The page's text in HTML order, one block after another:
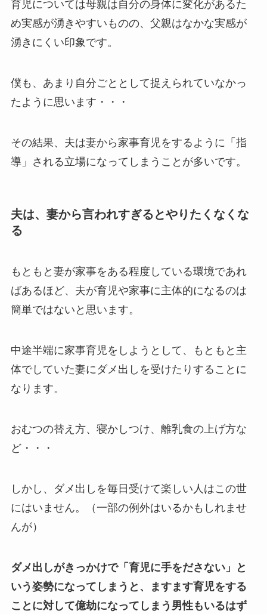
育児については母親は自分の身体に変化があるた
め実感が湧きやすいものの、父親はなかな実感が
湧きにくい印象です。
僕も、あまり自分ごととして捉えられていなかっ
たように思います・・・
その結果、夫は妻から家事育児をするように「指
導」される立場になってしまうことが多いです。
夫は、妻から言われすぎるとやりたくなくな
る
もともと妻が家事をある程度している環境であれ
ばあるほど、 夫が育児や家事に主体的になるのは
簡単ではない と思います。
中途半端に家事育児をしようとして、もともと主
体でしていた妻にダメ出しを受けたりすることに
なります。
おむつの替え方、寝かしつけ、離乳食の上げ方な
ど・・・
しかし、ダメ出しを毎日受けて楽しい人はこの世
にはいません。（一部の例外はいるかもしれませ
んが）
ダメ出しがきっかけで「育児に手をださない」と
いう姿勢になってしまうと、ますます育児をする
ことに対して億劫になってしまう男性もいるはず